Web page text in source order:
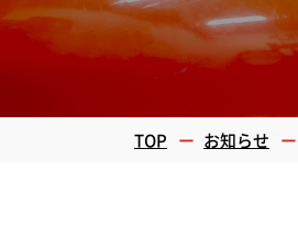
ガス消火設
屋内・屋外
TOP お知らせ